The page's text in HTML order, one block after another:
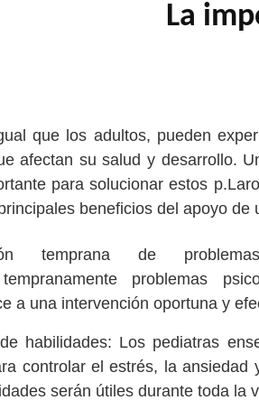
La
que los adultos, pueden
afectan su salud y desarrollo.
para solucionar estos
beneficios del apoyo de
temprana de
problemas
a una intervención oportuna y
habilidades: Los pediatras
controlar el estrés, la ansiedad
serán útiles durante toda la